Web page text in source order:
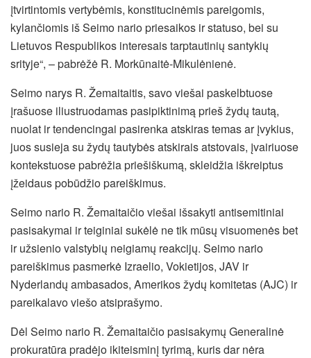
įtvirtintomis vertybėmis, konstitucinėmis pareigomis,
kylančiomis iš Seimo nario priesaikos ir statuso, bei su
Lietuvos Respublikos interesais tarptautinių santykių
srityje“, – pabrėžė R. Morkūnaitė-Mikulėnienė.
Seimo narys R. Žemaitaitis, savo viešai paskelbtuose
įrašuose iliustruodamas pasipiktinimą prieš žydų tautą,
nuolat ir tendencingai pasirenka atskiras temas ar įvykius,
juos susieja su žydų tautybės atskirais atstovais, įvairiuose
kontekstuose pabrėžia priešiškumą, skleidžia iškreiptus
įžeidaus pobūdžio pareiškimus.
Seimo nario R. Žemaitaičio viešai išsakyti antisemitiniai
pasisakymai ir teiginiai sukėlė ne tik mūsų visuomenės bet
ir užsienio valstybių neigiamų reakcijų. Seimo nario
pareiškimus pasmerkė Izraelio, Vokietijos, JAV ir
Nyderlandų ambasados, Amerikos žydų komitetas (AJC) ir
pareikalavo viešo atsiprašymo.
Dėl Seimo nario R. Žemaitaičio pasisakymų Generalinė
prokuratūra pradėjo ikiteisminį tyrimą, kuris dar nėra